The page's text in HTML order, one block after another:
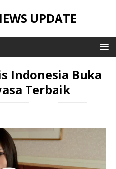
UPDATE
Indonesia Buka
Terbaik